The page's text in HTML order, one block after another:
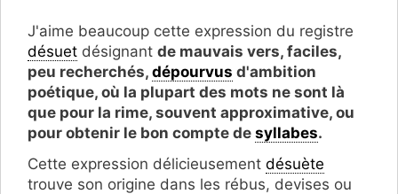
J'aime beaucoup cette expression du registre
désuet désignant de mauvais vers, faciles,
peu recherchés, dépourvus d'ambition
poétique, où la plupart des mots ne sont là
que pour la rime, souvent approximative, ou
pour obtenir le bon compte de syllabes.
Cette expression délicieusement désuète
trouve son origine dans les rébus, devises ou